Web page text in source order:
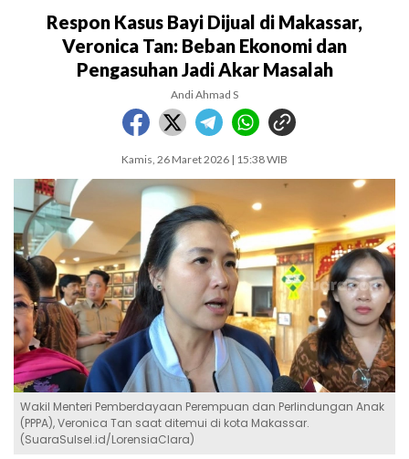
Respon Kasus Bayi Dijual di Makassar,
Veronica Tan: Beban Ekonomi dan
Pengasuhan Jadi Akar Masalah
Andi Ahmad S
Kamis, 26 Maret 2026 | 15:38 WIB
Wakil Menteri Pemberdayaan Perempuan dan Perlindungan Anak
(PPPA), Veronica Tan saat ditemui di kota Makassar.
(SuaraSulsel.id/LorensiaClara)